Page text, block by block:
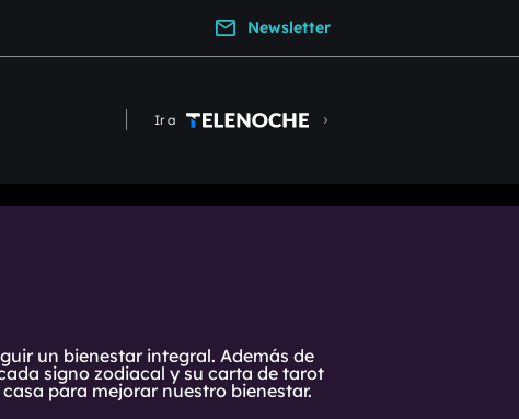
Newsletter
Ir a
un bienestar integral. Además de
signo zodiacal y su carta de tarot
para mejorar nuestro bienestar.